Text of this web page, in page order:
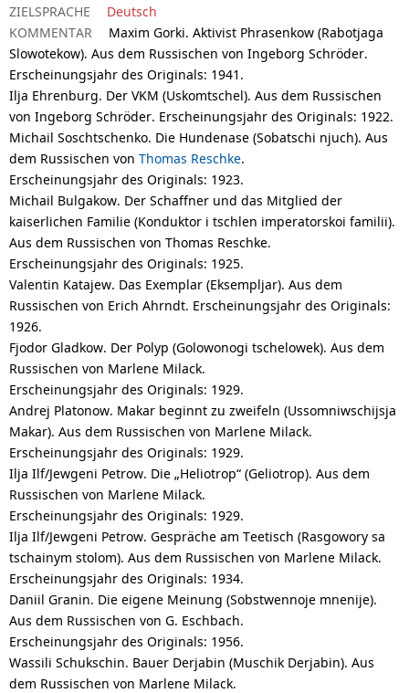
ZIELSPRACHE
Deutsch
KOMMENTAR
Maxim Gorki. Aktivist Phrasenkow (Rabotjaga
Slowotekow). Aus dem Russischen von Ingeborg Schröder.
Erscheinungsjahr des Originals: 1941.
Ilja Ehrenburg. Der VKM (Uskomtschel). Aus dem Russischen
von Ingeborg Schröder. Erscheinungsjahr des Originals: 1922.
Michail Soschtschenko. Die Hundenase (Sobatschi njuch). Aus
dem Russischen von Thomas Reschke.
Erscheinungsjahr des Originals: 1923.
Michail Bulgakow. Der Schaffner und das Mitglied der
kaiserlichen Familie (Konduktor i tschlen imperatorskoi familii).
Aus dem Russischen von Thomas Reschke.
Erscheinungsjahr des Originals: 1925.
Valentin Katajew. Das Exemplar (Eksempljar). Aus dem
Russischen von Erich Ahrndt. Erscheinungsjahr des Originals:
1926.
Fjodor Gladkow. Der Polyp (Golowonogi tschelowek). Aus dem
Russischen von Marlene Milack.
Erscheinungsjahr des Originals: 1929.
Andrej Platonow. Makar beginnt zu zweifeln (Ussomniwschijsja
Makar). Aus dem Russischen von Marlene Milack.
Erscheinungsjahr des Originals: 1929.
Ilja Ilf/Jewgeni Petrow. Die „Heliotrop“ (Geliotrop). Aus dem
Russischen von Marlene Milack.
Erscheinungsjahr des Originals: 1929.
Ilja Ilf/Jewgeni Petrow. Gespräche am Teetisch (Rasgowory sa
tschainym stolom). Aus dem Russischen von Marlene Milack.
Erscheinungsjahr des Originals: 1934.
Daniil Granin. Die eigene Meinung (Sobstwennoje mnenije).
Aus dem Russischen von G. Eschbach.
Erscheinungsjahr des Originals: 1956.
Wassili Schukschin. Bauer Derjabin (Muschik Derjabin). Aus
dem Russischen von Marlene Milack.